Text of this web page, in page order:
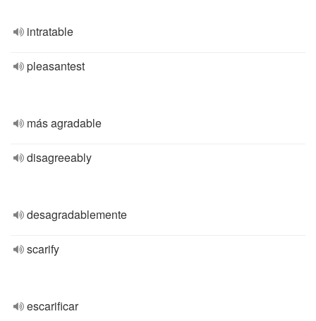
intratable
pleasantest
más agradable
disagreeably
desagradablemente
scarify
escarificar